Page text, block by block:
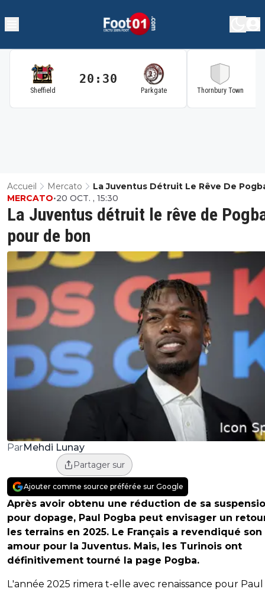
Sheffield
20:30
Parkgate Thornbury Town
Accueil Mercato
La Juventus Détruit Le Rêve De
De Bon
La Juventus détruit le rêve de
pour de bon
MERCATO•20 OCT. , 15:30
ParMehdi Lunay
Partager sur
Ajouter comme source préférée sur Google
Après avoir obtenu une réduction de sa
pour dopage, Paul Pogba peut envisager un
les terrains en 2025. Le Français a revendiqué son
amour pour la Juventus. Mais, les Turinois ont
définitivement tourné la page Pogba.
L'année 2025 rimera t-elle avec renaissance pour Paul